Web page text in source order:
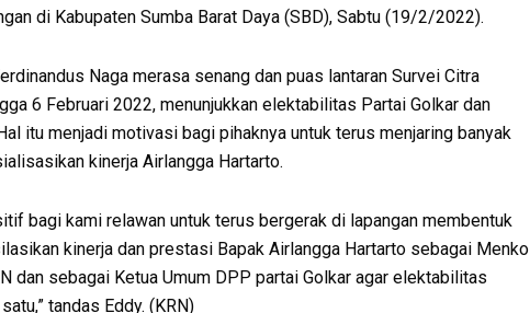
di Kabupaten Sumba Barat Daya (SBD), Sabtu (19/2/2022).
Naga merasa senang dan puas lantaran Survei Citra
6 Februari 2022, menunjukkan elektabilitas Partai Golkar dan
itu menjadi motivasi bagi pihaknya untuk terus menjaring banyak
kinerja Airlangga Hartarto.
bagi kami relawan untuk terus bergerak di lapangan membentuk
kinerja dan prestasi Bapak Airlangga Hartarto sebagai Menko
dan sebagai Ketua Umum DPP partai Golkar agar elektabilitas
tandas Eddy. (KRN)